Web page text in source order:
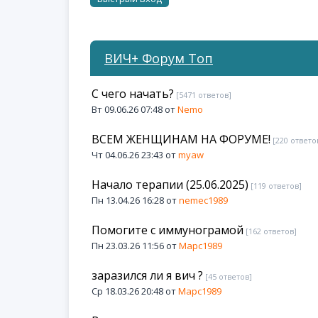
ВИЧ+ Форум Топ
С чего начать? [5471 ответов]
Вт 09.06.26 07:48 отNemo
ВСЕМ ЖЕНЩИНАМ НА ФОРУМЕ! [220
Чт 04.06.26 23:43 отmyaw
Начало терапии (25.06.2025) [119 ответов]
Пн 13.04.26 16:28 отnemec1989
Помогите с иммунограмой [162 ответов]
Пн 23.03.26 11:56 отМарс1989
заразился ли я вич ? [45 ответов]
Ср 18.03.26 20:48 отМарс1989